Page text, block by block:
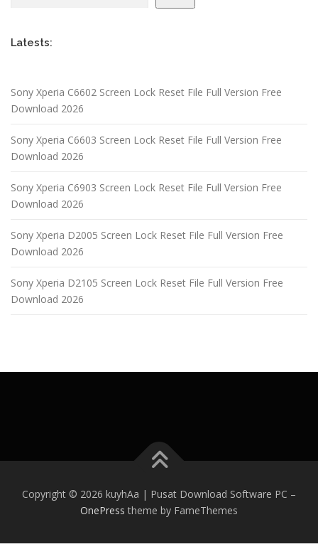
Latests:
Sony Xperia C6602 Screen Lock Reset File Full Version Free
Download 2026
Sony Xperia C6603 Screen Lock Reset File Full Version Free
Download 2026
Sony Xperia C6903 Screen Lock Reset File Full Version Free
Download 2026
Sony Xperia D2005 Screen Lock Reset File Full Version Free
Download 2026
Sony Xperia D2105 Screen Lock Reset File Full Version Free
Download 2026
Copyright © 2026 kuyhAa | Pusat Download Software PC –
OnePress theme by FameThemes